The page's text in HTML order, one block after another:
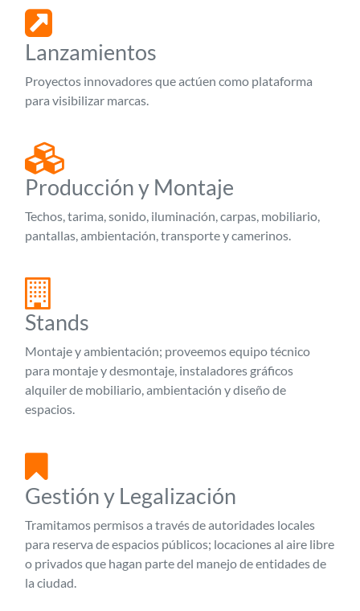
Lanzamientos
Proyectos innovadores que actúen como plataforma
para visibilizar marcas.
Producción y Montaje
Techos, tarima, sonido, iluminación, carpas, mobiliario,
pantallas, ambientación, transporte y camerinos.
Stands
Montaje y ambientación; proveemos equipo técnico
para montaje y desmontaje, instaladores gráficos
alquiler de mobiliario, ambientación y diseño de
espacios.
Gestión y Legalización
Tramitamos permisos a través de autoridades locales
para reserva de espacios públicos; locaciones al aire libre
o privados que hagan parte del manejo de entidades de
la ciudad.